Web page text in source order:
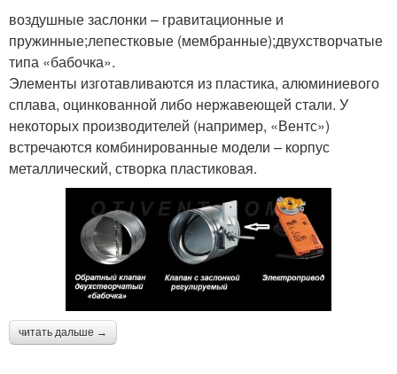
воздушные заслонки – гравитационные и
пружинные;лепестковые (мембранные);двухстворчатые
типа «бабочка».
Элементы изготавливаются из пластика, алюминиевого
сплава, оцинкованной либо нержавеющей стали. У
некоторых производителей (например, «Вентс»)
встречаются комбинированные модели – корпус
металлический, створка пластиковая.
читать дальше →